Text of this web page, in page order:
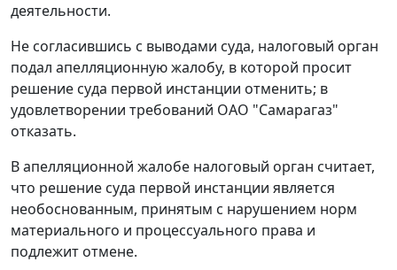
деятельности.
Не согласившись с выводами суда, налоговый орган
подал апелляционную жалобу, в которой просит
решение суда первой инстанции отменить; в
удовлетворении требований ОАО "Самарагаз"
отказать.
В апелляционной жалобе налоговый орган считает,
что решение суда первой инстанции является
необоснованным, принятым с нарушением норм
материального и процессуального права и
подлежит отмене.